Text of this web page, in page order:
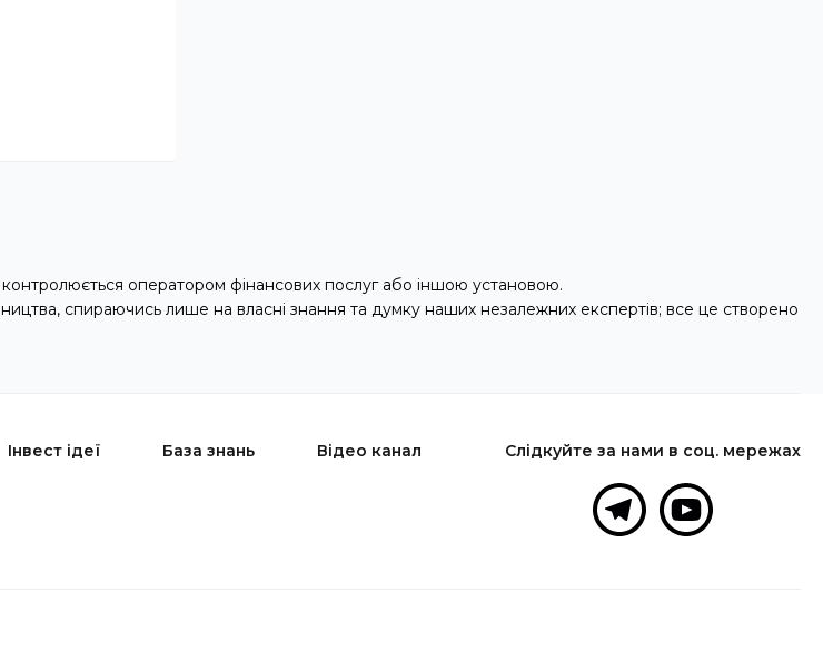
оператором фінансових послуг або іншою установою.
спираючись лише на власні знання та думку наших незалежних експертів; все це створено
Інвест ідеї База знань Відео канал Слідкуйте за нами в соц. мережах